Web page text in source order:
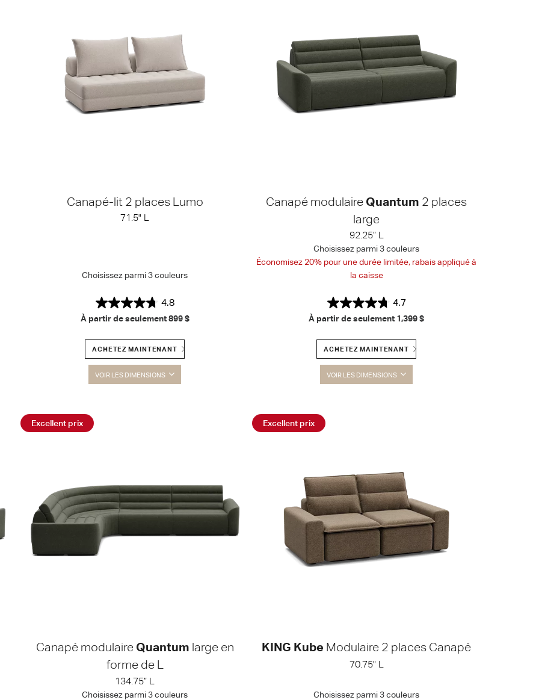
Canapé-lit 2 places Lumo
71.5" L
Choisissez parmi 3 couleurs
4.8
À partir de seulement899 $
ACHETEZ MAINTENANT
VOIR LES DIMENSIONS
Canapé modulaire Quantum 2 places
large
92.25” L
Choisissez parmi 3 couleurs
Économisez 20% pour une durée limitée, rabais appliqué à
la caisse
4.7
À partir de seulement 1,399 $
ACHETEZ MAINTENANT
VOIR LES DIMENSIONS
Excellent prix
Canapé modulaire Quantum large en
forme de L
134.75” L
Choisissez parmi 3 couleurs
Excellent prix
KING Kube Modulaire 2 places Canapé
70.75" L
Choisissez parmi 3 couleurs